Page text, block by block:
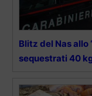
Blitz del Nas
sequestrati 40